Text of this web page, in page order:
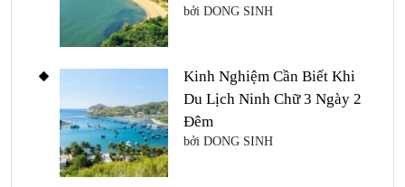
bởi DONG SINH
Kinh Nghiệm Cần Biết Khi
Du Lịch Ninh Chữ 3 Ngày 2
Đêm
bởi DONG SINH